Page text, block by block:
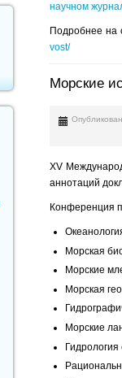
научном
Подробнее на
vost/
Морские
XV
аннотаций
Конференция
Морская
Морские
Морская
Морские